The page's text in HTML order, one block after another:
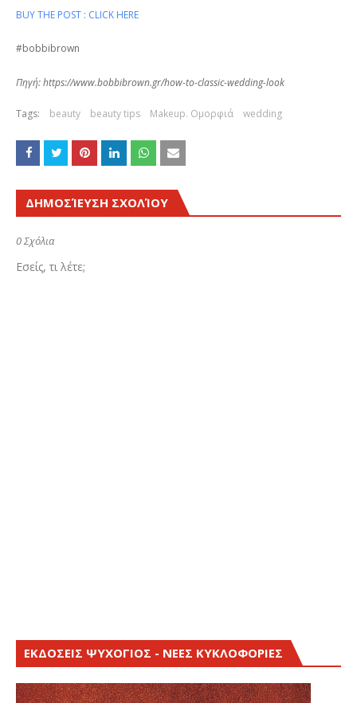
BUY THE POST : CLICK HERE
#bobbibrown
Πηγή:https://www.bobbibrown.gr/how-to-classic-wedding-look
Tags: beauty beauty tips Makeup. Ομορφιά wedding
ΔΗΜΟΣΊΕΥΣΗ ΣΧΟΛΊΟΥ
0 Σχόλια
Εσείς, τι λέτε;
ΕΚΔΟΣΕΙΣ ΨΥΧΟΓΙΟΣ - ΝΕΕΣ ΚΥΚΛΟΦΟΡΙΕΣ